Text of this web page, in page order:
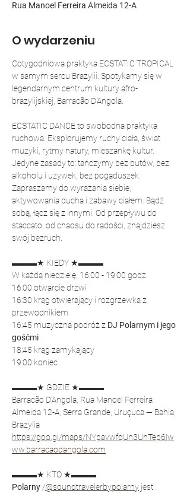
Rua Manoel Ferreira Almeida 12-A
O wydarzeniu
Cotygodniowa praktyka ECSTATIC TROPICAL
w samym sercu Brazylii. Spotykamy się w
legendarnym centrum kultury afro-
brazylijskiej, Barracão D'Angola.
ECSTATIC DANCE to swobodna praktyka
ruchowa. Eksplorujemy ruchy ciała, świat
muzyki, rytmy natury, mieszankę kultur.
Jedyne zasady to: tańczymy bez butów, bez
alkoholu i używek, bez pogaduszek.
Zapraszamy do wyrażania siebie,
aktywowania ducha i zabawy ciałem. Bądź
sobą, łącz się z innymi. Od przepływu do
staccato, od chaosu do radości, znajdziesz
swój bezruch.
▬▬▬★ KIEDY ★▬▬▬
W każdą niedzielę, 16:00 - 19:00 godz
16:00 otwarcie drzwi
16:30 krąg otwierający i rozgrzewka z
przewodnikiem
16:45 muzyczna podróż z DJ Polarnym i jego
gośćmi
18:45 krąg zamykający
19:00 koniec
▬▬▬★ GDZIE ★▬▬▬
Barracão D'Angola, Rua Manoel Ferreira
Almeida 12-A, Serra Grande, Uruçuca — Bahia,
Brazylia
https://goo.gl/maps/NYpavwfqUn3UhTep6|w
ww.barracaodangola.com
▬▬▬★ KTO ★▬▬▬
Polarny /@soundtravelerbypolarny jest